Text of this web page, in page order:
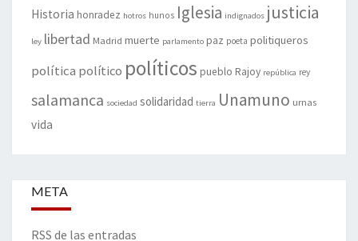
Historia honradez hotros hunos Iglesia indignados justicia
ley libertad Madrid muerte parlamento paz poeta politiqueros
política político políticos pueblo Rajoy república rey
salamanca sociedad solidaridad tierra Unamuno urnas
vida
META
RSS de las entradas